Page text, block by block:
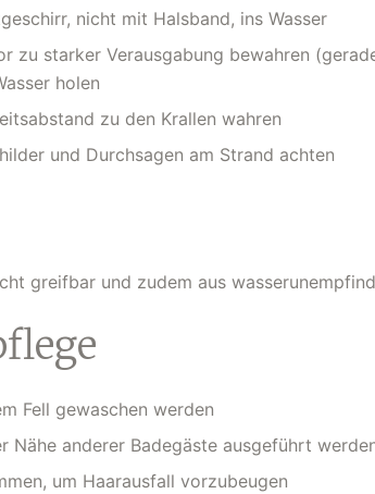
nicht mit Halsband, ins Wasser
zu starker Verausgabung bewahren
holen
zu den Krallen wahren
und Durchsagen am Strand achten
greifbar und zudem aus
Fell gewaschen werden
anderer Badegäste ausgeführt
um Haarausfall vorzubeugen